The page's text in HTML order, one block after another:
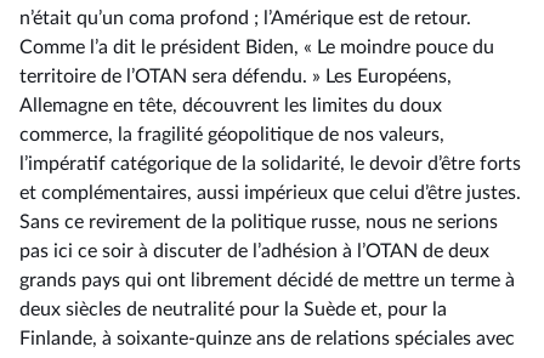
n’était qu’un coma profond ; l’Amérique est de retour.
Comme l’a dit le président Biden, « Le moindre pouce du
territoire de l’OTAN sera défendu. » Les Européens,
Allemagne en tête, découvrent les limites du doux
commerce, la fragilité géopolitique de nos valeurs,
l’impératif catégorique de la solidarité, le devoir d’être forts
et complémentaires, aussi impérieux que celui d’être justes.
Sans ce revirement de la politique russe, nous ne serions
pas ici ce soir à discuter de l’adhésion à l’OTAN de deux
grands pays qui ont librement décidé de mettre un terme à
deux siècles de neutralité pour la Suède et, pour la
Finlande, à soixante-quinze ans de relations spéciales avec